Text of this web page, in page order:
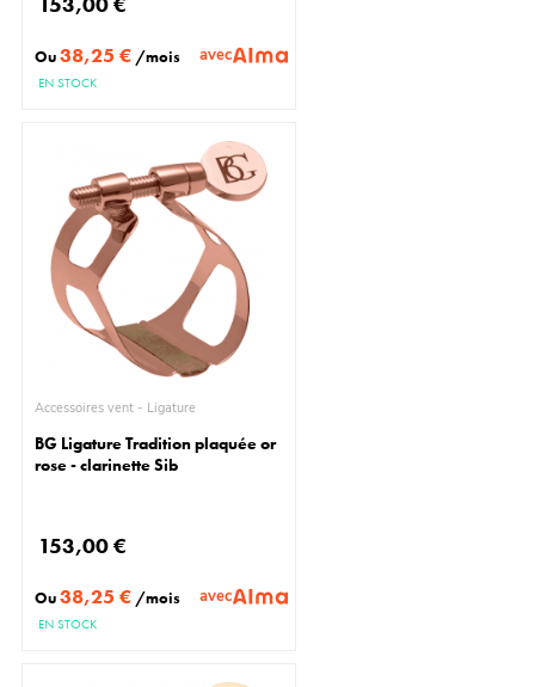
Ou38,25 € /mois avec
EN STOCK
Accessoires vent - Ligature
BG Ligature Tradition plaquée or
rose - clarinette Sib
153,00 €
Ou38,25 € /mois avec
EN STOCK